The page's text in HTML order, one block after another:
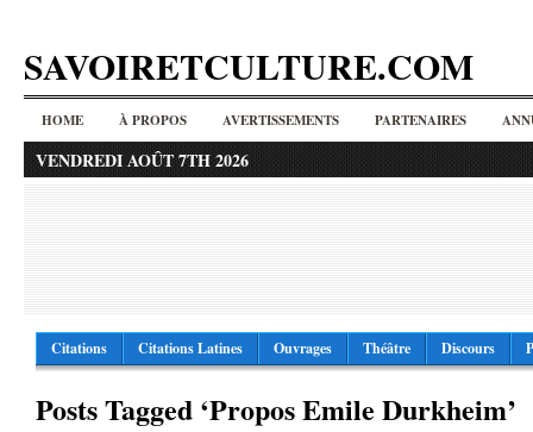
SAVOIRETCULTURE.COM
HOME À PROPOS AVERTISSEMENTS PARTENAIRES
VENDREDI AOÛT 7TH 2026
Citations Citations Latines Ouvrages Théâtre Discours
Posts Tagged ‘Propos Emile Durkheim’